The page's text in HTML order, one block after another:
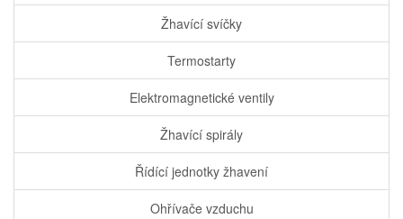
Žhavící svíčky
Termostarty
Elektromagnetické ventily
Žhavící spirály
Řídící jednotky žhavení
Ohřívače vzduchu